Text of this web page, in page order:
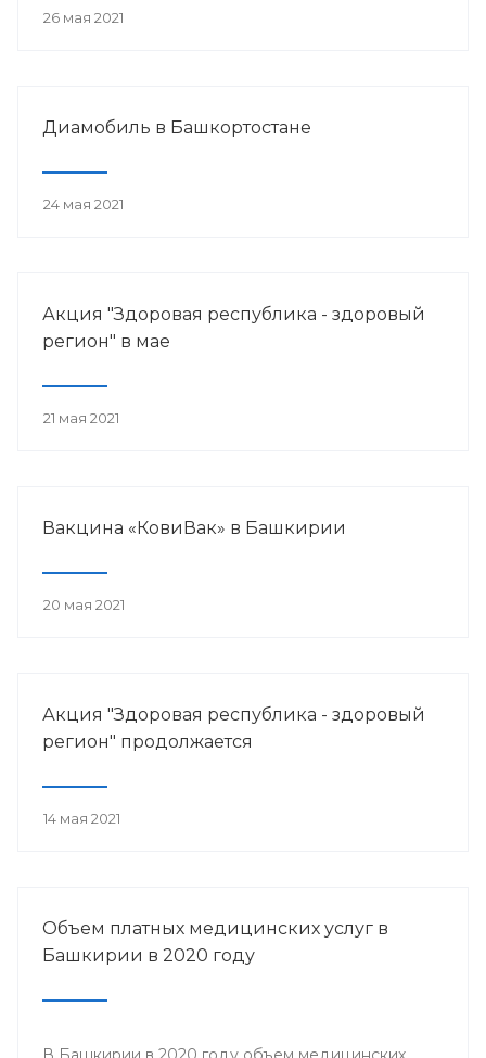
26 мая 2021
Диамобиль в Башкортостане
24 мая 2021
Акция "Здоровая республика - здоровый
регион" в мае
21 мая 2021
Вакцина «КовиВак» в Башкирии
20 мая 2021
Акция "Здоровая республика - здоровый
регион" продолжается
14 мая 2021
Объем платных медицинских услуг в
Башкирии в 2020 году